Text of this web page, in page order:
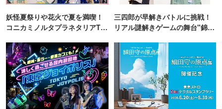
妖怪夏祭りや花火で夏を満喫！
コニカミノルタプラネタリアTO
三四郎が早解きバトルに挑戦！
リアル謎解きゲームの舞台"錦糸